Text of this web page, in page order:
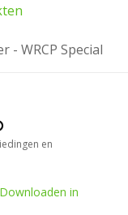
- WRCP Special
en
Downloaden in